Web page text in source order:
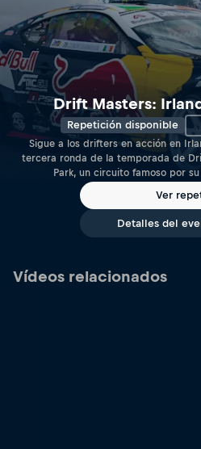
Drift Masters:
Repetición disponible
Sigue a los drifters en acción en
tercera ronda de la temporada de
Park, un circuito famoso por
Ver
Detalles del
Vídeos relacionados